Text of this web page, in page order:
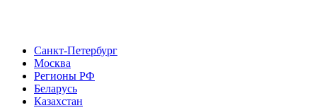
Санкт-Петербург
Москва
Регионы РФ
Беларусь
Казахстан